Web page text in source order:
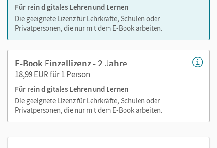
Audios
Videos
Interaktive Übungen
Externe Weblinks zu Erklärfilmen, Dokumenten,
Bildern und Texten
Grafiken
Für rein digitales Lehren und Lernen
Die geeignete Lizenz für Lehrkräfte, Schulen oder
Privatpersonen, die nur mit dem E-Book arbeiten.
E-Book Einzellizenz - 2 Jahre
18,99 EUR für 1 Person
Für rein digitales Lehren und Lernen
Die geeignete Lizenz für Lehrkräfte, Schulen oder
Privatpersonen, die nur mit dem E-Book arbeiten.